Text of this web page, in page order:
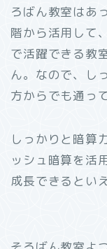
ろばん教室はあ
階から活用して
で活躍できる教
ん。なので、し
方からでも通っ
しっかりと暗算
ッシュ暗算を活
成長できるとい